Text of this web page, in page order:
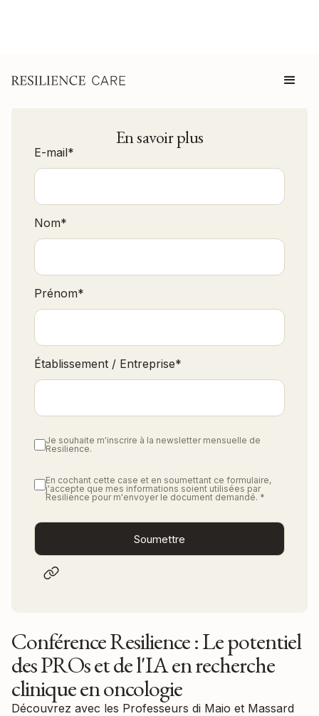
En savoir plus
E-mail*
Nom*
Prénom*
Établissement / Entreprise*
Je souhaite m'inscrire à la newsletter mensuelle de
Resilience.
En cochant cette case et en soumettant ce formulaire,
j'accepte que mes informations soient utilisées par
Resilience pour m'envoyer le document demandé. *
Conférence Resilience : Le potentiel
des PROs et de l'IA en recherche
clinique en oncologie
Découvrez avec les Professeurs di Maio et Massard